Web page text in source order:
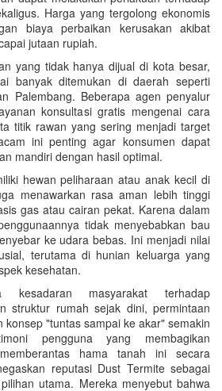
Harga yang tergolong ekonomis
biaya perbaikan kerusakan akibat
jutaan rupiah.
yang tidak hanya dijual di kota besar,
banyak ditemukan di daerah seperti
Palembang. Beberapa agen penyalur
konsultasi gratis mengenai cara
titik rawan yang sering menjadi target
ini penting agar konsumen dapat
mandiri dengan hasil optimal.
hewan peliharaan atau anak kecil di
menawarkan rasa aman lebih tinggi
gas atau cairan pekat. Karena dalam
tidak menyebabkan bau
ke udara bebas. Ini menjadi nilai
terutama di hunian keluarga yang
kesehatan.
kesadaran masyarakat terhadap
struktur rumah sejak dini, permintaan
"tuntas sampai ke akar" semakin
pengguna yang membagikan
hama tanah ini secara
reputasi Dust Termite sebagai
utama. Mereka menyebut bahwa